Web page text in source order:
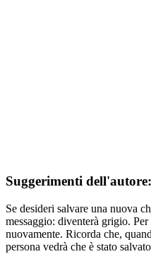
Suggerimenti dell'autore:
Se desideri salvare una nuova
messaggio: diventerà grigio.
nuovamente. Ricorda che,
persona vedrà che è stato